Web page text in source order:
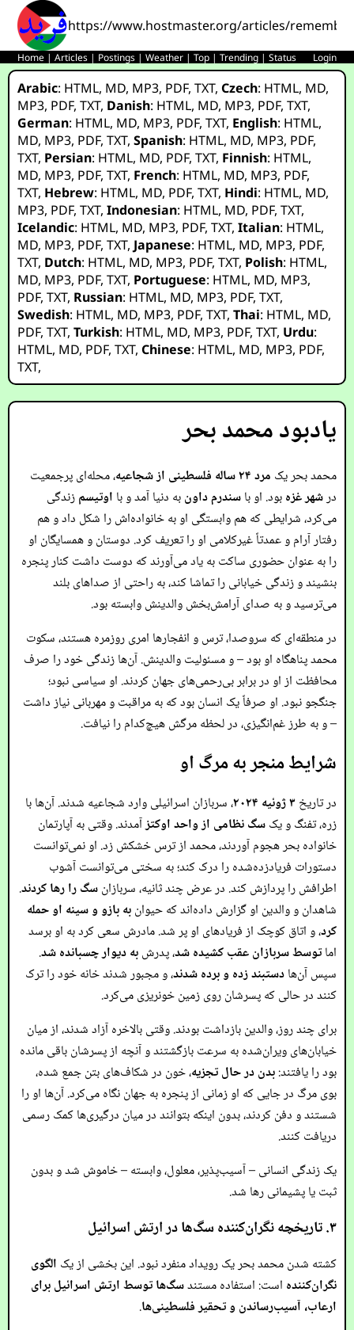
https://www.hostmaster.org/articles/
Home |Articles | Postings |Weather |Top |Trending |Status Login
Arabic: HTML, MD, MP3, PDF,TXT,Czech: HTML, MD,
MP3, PDF,TXT, Danish: HTML, MD, MP3, PDF,TXT,
German: HTML, MD, MP3, PDF,TXT, English: HTML,
MD, MP3, PDF,TXT,Spanish: HTML, MD, MP3, PDF,
TXT, Persian: HTML, MD, PDF,TXT, Finnish: HTML,
MD, MP3, PDF,TXT, French: HTML, MD, MP3, PDF,
TXT, Hebrew: HTML, MD, PDF,TXT, Hindi: HTML, MD,
MP3, PDF,TXT,Indonesian: HTML, MD, PDF,TXT,
Icelandic: HTML, MD, MP3, PDF,TXT,Italian: HTML,
MD, MP3, PDF,TXT, Japanese: HTML, MD, MP3, PDF,
TXT, Dutch: HTML, MD, MP3, PDF,TXT, Polish: HTML,
MD, MP3, PDF,TXT, Portuguese: HTML, MD, MP3,
PDF,TXT, Russian: HTML, MD, MP3, PDF,TXT,
Swedish: HTML, MD, MP3, PDF,TXT,Thai: HTML, MD,
PDF,TXT,Turkish: HTML, MD, MP3, PDF,TXT, Urdu:
HTML, MD, PDF,TXT,Chinese: HTML, MD, MP3, PDF,
TXT,
یادبود محمد بحر
محمد بحر یک مرد ۲۴ ساله فلسطینی از شجاعیه
، محله‌ای پرجمعیت
درشهر غزهبود. او باسندرم داونبه دنیا آمد و با اوتیسمزندگی
می‌کرد، شرایطی که هم وابستگی او به خانواده‌اش را شکل داد و هم
رفتار آرام و عمدتاً غیرکلامی او را تعریف کرد. دوستان و همسایگان او
را به عنوان حضوری ساکت به یاد می‌آورند که دوست داشت کنار پنجره
بنشیند و زندگی خیابانی را تماشا کند، به راحتی از صداهای بلند
می‌ترسید و به صدای آرامش‌بخش والدینش وابسته بود.
در منطقه‌ای که سروصدا، ترس و انفجارها امری روزمره هستند، سکوت
محمد پناهگاه او بود – و مسئولیت والدینش. آن‌ها زندگی خود را صرف
محافظت از او در برابر بی‌رحمی‌های جهان کردند. او سیاسی نبود؛
جنگجو نبود. او صرفاً یک انسان بود که به مراقبت و مهربانی نیاز داشت
– و به طرز غم‌انگیزی، در لحظه مرگش هیچ‌کدام را نیافت.
شرایط منجر به مرگ او
در تاریخ۳ ژوئیه ۲۰۲۴
، سربازان اسرائیلی وارد شجاعیه شدند. آن‌ها با
زره، تفنگ و یکسگ نظامی از واحد اوکتزآمدند. وقتی به آپارتمان
خانواده بحر هجوم آوردند، محمد از ترس خشکش زد. او نمی‌توانست
دستورات فریادزده‌شده را درک کند؛ به سختی می‌توانست آشوب
اطرافش را پردازش کند. در عرض چند ثانیه، سربازانسگ را رها کردند.
شاهدان و والدین او گزارش داده‌اند که حیوانبه بازو و سینه او حمله
کرد، و اتاق کوچک از فریادهای او پر شد. مادرش سعی کرد به او برسد
اماتوسط سربازان عقب کشیده شد، پدرشبه دیوار چسبانده شد.
سپس آن‌هادستبند زده و برده شدند، و مجبور شدند خانه خود را ترک
کنند در حالی که پسرشان روی زمین خونریزی می‌کرد.
برای چند روز، والدین بازداشت بودند. وقتی بالاخره آزاد شدند، از میان
خیابان‌های ویران‌شده به سرعت بازگشتند و آنچه از پسرشان باقی مانده
بود را یافتند:بدن در حال تجزیه، خون در شکاف‌های بتن جمع شده،
بوی مرگ در جایی که او زمانی از پنجره به جهان نگاه می‌کرد. آن‌ها او را
شستند و دفن کردند، بدون اینکه بتوانند در میان درگیری‌ها کمک رسمی
دریافت کنند.
یک زندگی انسانی – آسیب‌پذیر، معلول، وابسته – خاموش شد و بدون
ثبت یا پشیمانی رها شد.
۳. تاریخچه نگران‌کننده سگ‌ها در ارتش اسرائیل
کشته شدن محمد بحر یک رویداد منفرد نبود. این بخشی از یک الگوی
نگران‌کننده است: استفاده مستندسگ‌ها توسط ارتش اسرائیل برای
ارعاب، آسیب‌رساندن و تحقیر فلسطینی‌ها.